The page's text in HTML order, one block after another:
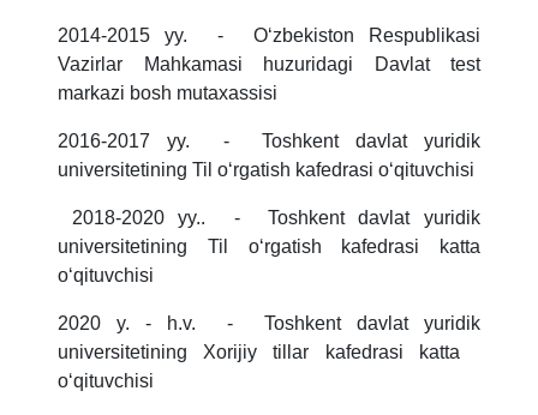
2014-2015 yy. - Oʻzbekiston Respublikasi
Vazirlar Mahkamasi huzuridagi Davlat test
markazi bosh mutaxassisi
2016-2017 yy. - Toshkent davlat yuridik
universitetining Til oʻrgatish kafedrasi oʻqituvchisi
2018-2020 yy.. - Toshkent davlat yuridik
universitetining Til oʻrgatish kafedrasi katta
oʻqituvchisi
2020 y. - h.v. - Toshkent davlat yuridik
universitetining Xorijiy tillar kafedrasi katta
oʻqituvchisi